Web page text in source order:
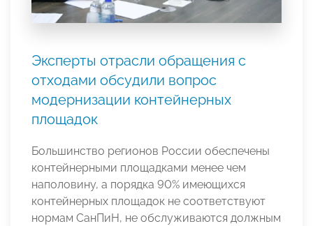
Эксперты отрасли обращения с
отходами обсудили вопрос
модернизации контейнерных
площадок
Большинство регионов России обеспечены
контейнерными площадками менее чем
наполовину, а порядка 90% имеющихся
контейнерных площадок не соответствуют
нормам СанПиН, не обслуживаются должным